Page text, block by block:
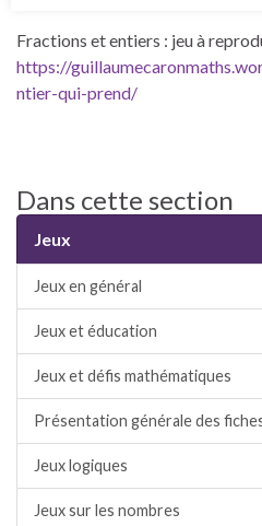
Fractions et entiers : jeu à
https://
ntier-qui-prend/
Dans cette section
Jeux
Jeux en général
Jeux et éducation
Jeux et défis mathématiques
Présentation générale des
Jeux logiques
Jeux sur les nombres